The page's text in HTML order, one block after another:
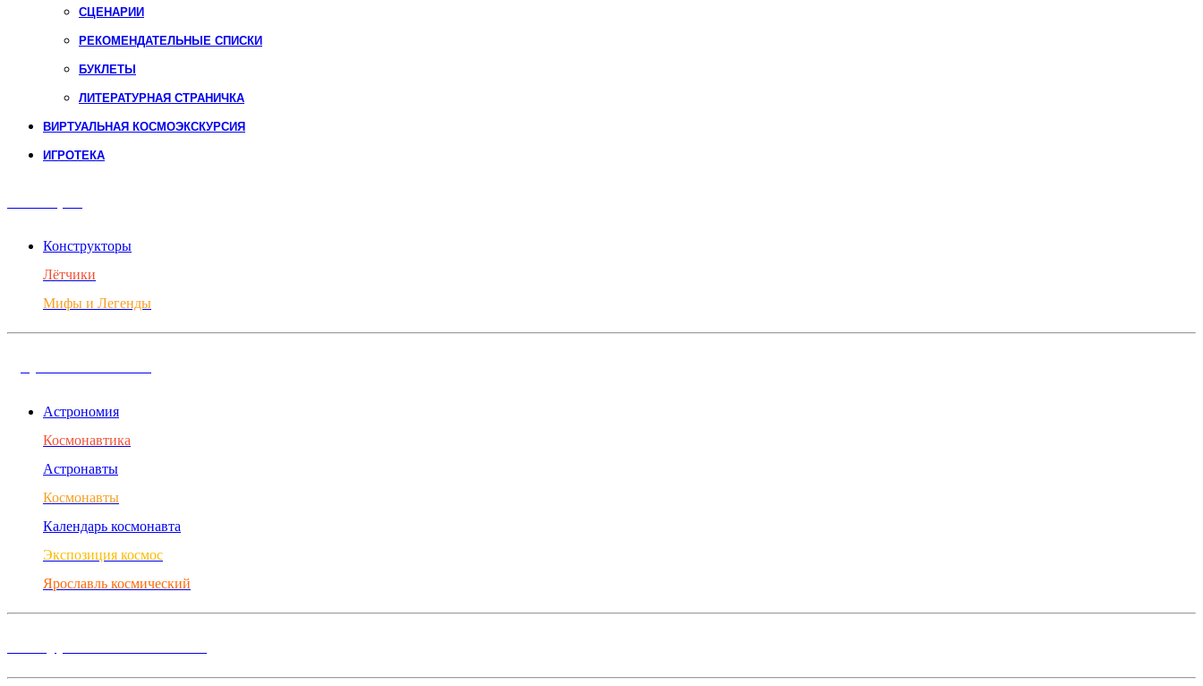
СЦЕНАРИИ
РЕКОМЕНДАТЕЛЬНЫЕ СПИСКИ
БУКЛЕТЫ
ЛИТЕРАТУРНАЯ СТРАНИЧКА
ВИРТУАЛЬНАЯ КОСМОЭКСКУРСИЯ
ИГРОТЕКА
Конструкторы
Лётчики
Мифы и Легенды
Астрономия
Космонавтика
Астронавты
Космонавты
Календарь космонавта
Экспозиция космос
Ярославль космический